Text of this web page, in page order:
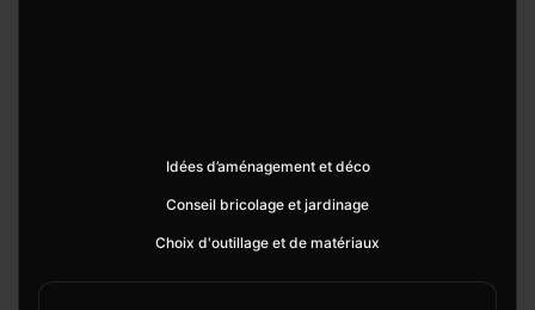
Idées d’aménagement et déco
Conseil bricolage et jardinage
Choix d'outillage et de matériaux